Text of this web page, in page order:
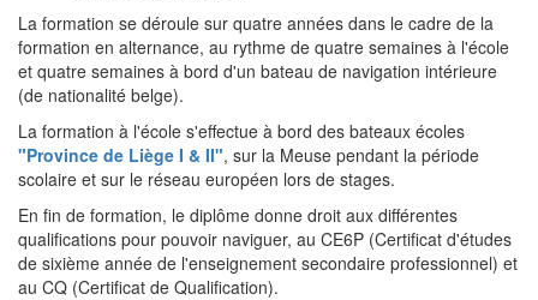
La formation se déroule sur quatre années dans le cadre de la
formation en alternance, au rythme de quatre semaines à l'école
et quatre semaines à bord d'un bateau de navigation intérieure
(de nationalité belge).
La formation à l'école s'effectue à bord des bateaux écoles
"Province de Liège I & II", sur la Meuse pendant la période
scolaire et sur le réseau européen lors de stages.
En fin de formation, le diplôme donne droit aux différentes
qualifications pour pouvoir naviguer, au CE6P (Certificat d'études
de sixième année de l'enseignement secondaire professionnel) et
au CQ (Certificat de Qualification).